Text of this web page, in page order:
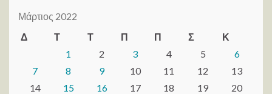
Μάρτιος 2022
Δ
Τ Τ Π Π Σ
Κ
1
2 3 4 5
6
7
8 9 10 11 12
13
14
15 16 17 18 19
20